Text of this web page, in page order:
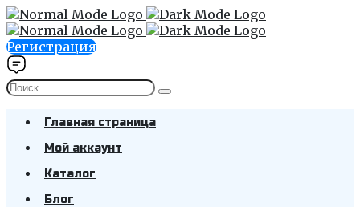
Регистрация
Главная страница
Мой аккаунт
Каталог
Блог